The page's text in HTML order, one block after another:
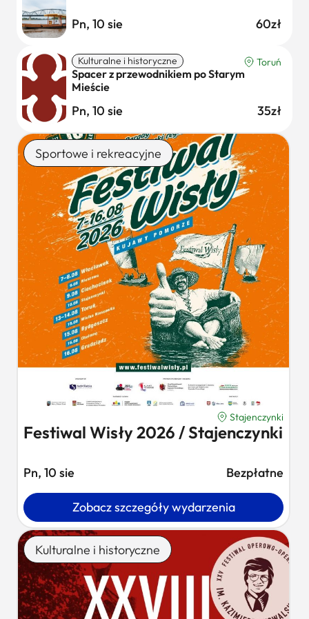
Pn, 10 sie 60zł
Kulturalne i historyczne Toruń
Spacer z przewodnikiem po Starym
Mieście
Pn, 10 sie 35zł
Sportowe i rekreacyjne
Stajenczynki
Festiwal Wisły 2026 / Stajenczynki
Pn, 10 sie Bezpłatne
Zobacz szczegóły wydarzenia
Kulturalne i historyczne